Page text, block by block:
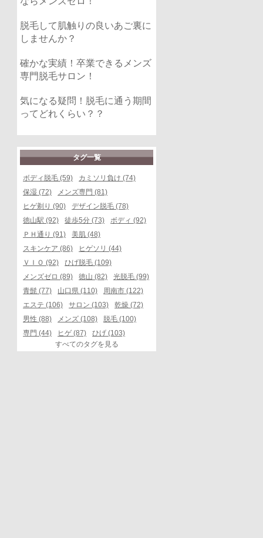
脱毛して肌触りの良いあご裏に
しませんか？
確かな実績！卒業できるメンズ
専門脱毛サロン！
気になる疑問！脱毛に通う期間
ってどれくらい？？
タグ一覧
ボディ脱毛 (59)
カミソリ負け (74)
保湿 (72)
メンズ専門 (81)
ヒゲ剃り (90)
デザイン脱毛 (78)
徳山駅 (92)
徒歩5分 (73)
ボディ (92)
ＰＨ通り (91)
美肌 (48)
スキンケア (86)
ヒゲソリ (44)
ＶＩＯ (92)
ひげ脱毛 (109)
メンズゼロ (89)
徳山 (82)
光脱毛 (99)
青髭 (77)
山口県 (110)
周南市 (122)
エステ (106)
サロン (103)
乾燥 (72)
男性 (88)
メンズ (108)
脱毛 (100)
専門 (44)
ヒゲ (87)
ひげ (103)
すべてのタグを見る